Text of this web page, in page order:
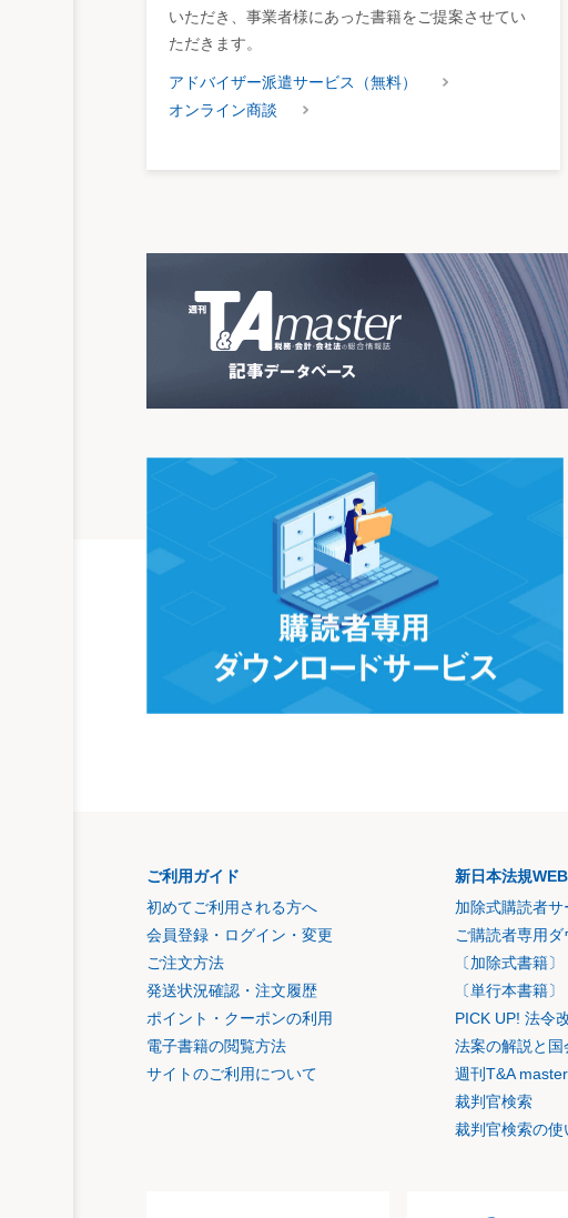
いただき、事業者様にあった書籍をご提案させてい
ただきます。
アドバイザー派遣サービス（無料）
オンライン商談
ご利用ガイド
初めてご利用される方へ
会員登録・ログイン・変更
ご注文方法
発送状況確認・注文履歴
ポイント・クーポンの利用
電子書籍の閲覧方法
サイトのご利用について
新日本法規
加除式購読者サ
ご購読者専用ダ
〔加除式書籍
〔単行本書籍
PICK UP! 法令
法案の解説と国
週刊T&A
裁判官検索
裁判官検索の使